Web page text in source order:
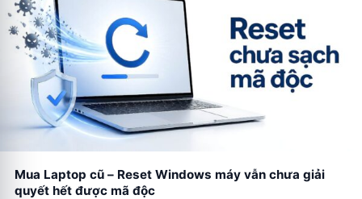
Mua Laptop cũ – Reset Windows máy vẫn chưa giải
quyết hết được mã độc